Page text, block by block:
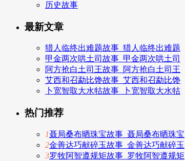
历史故事
最新文章
猎人临终出难题故事_猎人临终出难题
甲金两次哄土司故事_甲金两次哄土司
阿方抢白土司王故事_阿方抢白土司王
艾西和召勐比馋故事_艾西和召勐比馋
卜宽智取大水牯故事_卜宽智取大水牯
热门推荐
1聂局桑布晒珠宝故事_聂局桑布晒珠宝
2金善达巧献碎玉故事_金善达巧献碎玉
3罗牧阿智遵规矩故事_罗牧阿智遵规矩